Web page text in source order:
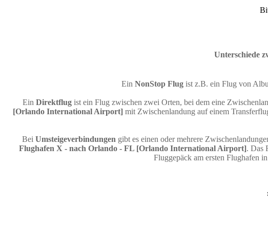
Unterschiede
Ein NonStop Flug ist z.B. ein Flug von
Ein Direktflug ist ein Flug zwischen zwei Orten, bei dem eine
[Orlando International Airport] mit Zwischenlandung auf einem
Bei Umsteigeverbindungen gibt es einen oder mehrere
Flughafen X - nach Orlando - FL [Orlando International Airport]. Das
Fluggepäck am ersten Flughafen